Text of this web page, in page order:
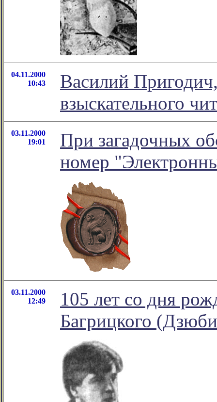
04.11.2000
10:43
Василий
взыскательного
03.11.2000
19:01
При загадочных
номер
03.11.2000
12:49
105 лет со дня
Багрицкого